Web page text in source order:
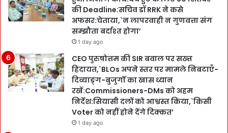
की Deadline:सचिव डॉ RRK ने कसे
अफसर:चेताया,`न लापरवाही न गुणवत्ता संग
सम्झौता बर्दाश्त होगा’
1 day ago
CEO पुरुषोत्तम की SIR बवाल पर सख्त
हिदायत,`BLOs अपने स्तर पर मामले निबटाएँ-
दिव्याङ्ग-बुजुर्गों का खास ध्यान
रखें:Commissioners-DMs को अहम
निर्देश:सियासी दलों को आश्वस्त किया,`किसी
Voter को नहीं होने देंगे दिक्कत’
1 day ago